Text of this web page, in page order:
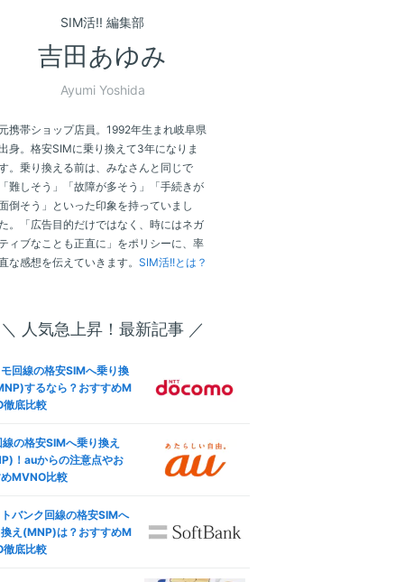
SIM活!! 編集部
吉田あゆみ
Ayumi Yoshida
携帯ショップ店員。1992年生まれ岐阜県
身。格安SIMに乗り換えて3年になりま
。乗り換える前は、みなさんと同じで
「難しそう」「故障が多そう」「手続きが
倒そう」といった印象を持っていまし
。「広告目的だけではなく、時にはネガ
ティブなことも正直に」をポリシーに、率
な感想を伝えていきます。 SIM活!!とは？
＼ 人気急上昇！最新記事 ／
モ回線の格安SIMへ乗り換
するなら？おすすめM
徹底比較
の格安SIMへ乗り換え
！auからの注意点やお
MVNO比較
バンク回線の格安SIMへ
え(MNP)は？おすすめM
徹底比較